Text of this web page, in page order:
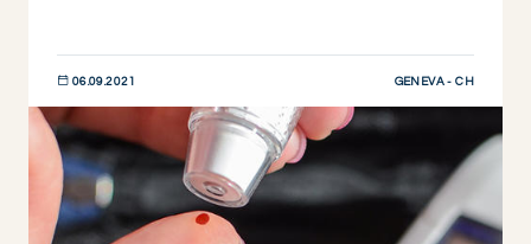
06.09.2021 GENEVA - CH
DESCUBRIR AHORA